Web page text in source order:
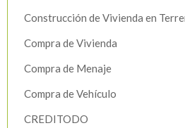
Construcción de Vivienda en
Compra de Vivienda
Compra de Menaje
Compra de Vehículo
CREDITODO